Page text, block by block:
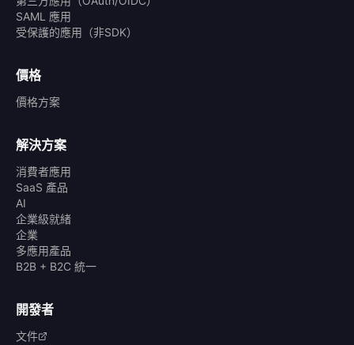
SAML 應用
受保護的應用（非SDK）
價格
價格方案
解決方案
消費者應用
SaaS 產品
AI
企業級就緒
企業
多應用產品
B2B + B2C 統一
開發者
文件